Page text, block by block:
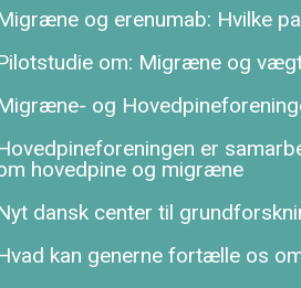
og erenumab: Hvilke
om: Migræne og
og
er
hovedpine og migræne
dansk center til
kan generne fortælle os